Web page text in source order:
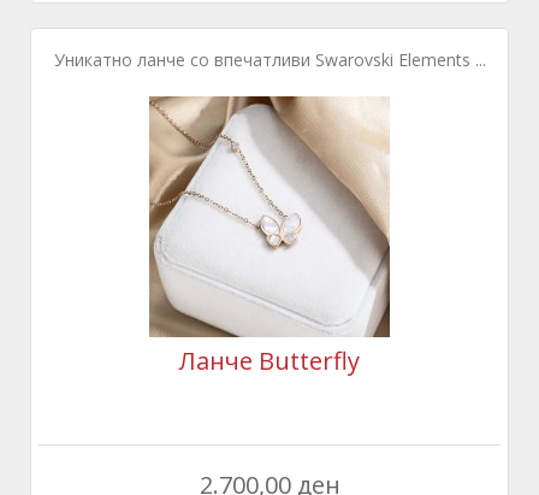
Уникатно ланче со впечатливи Swarovski Elements ...
Ланче Butterfly
2.700,00 ден